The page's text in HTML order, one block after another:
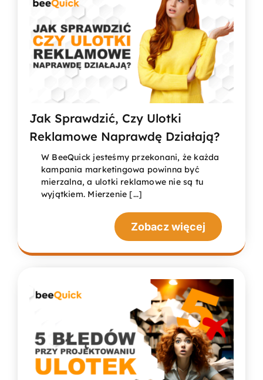
Jak Sprawdzić, Czy Ulotki
Reklamowe Naprawdę Działają?
W BeeQuick jesteśmy przekonani, że każda
kampania marketingowa powinna być
mierzalna, a ulotki reklamowe nie są tu
wyjątkiem. Mierzenie [...]
Zobacz więcej